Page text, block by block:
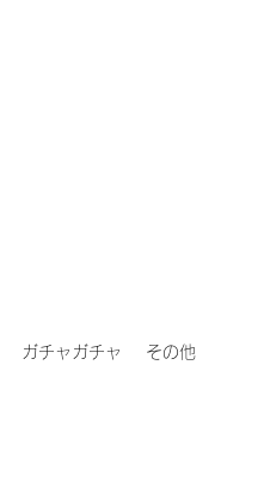
ガチャガチャ その他